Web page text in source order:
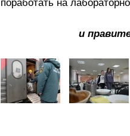
поработать на
и